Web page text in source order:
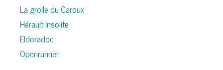
La grolle du Caroux
Hérault insolite
Eldoradoc
Openrunner